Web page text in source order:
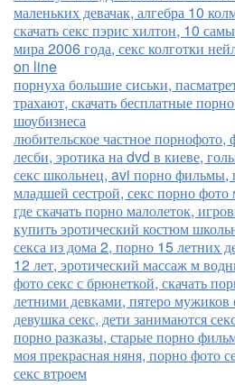
маленьких девачак, алгебра 10
скачать секс пэрис хилтон, 10
мира 2006 года, секс колготки
on line
порнуха большие сиськи,
трахают, скачать бесплатные
шоубизнеса
любительское частное порнофото,
лесби, эротика на dvd в киеве,
секс школьнец, avi порно фильмы,
младшей сестрой, секс порно фото
где скачать порно малолеток,
купить эротический костюм
секса из дома 2, порно 15 летних
12 лет, эротический массаж м
фото секс с брюнеткой, скачать
летними девками, пятеро мужиков
девушка секс, дети занимаются
порно разказы, старые порно
моя прекрасная няня, порно фото
секс втроем